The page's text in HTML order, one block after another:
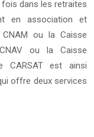
fois dans les retraites
en association et
ou la Caisse
ou la Caisse
CARSAT est ainsi
offre deux services